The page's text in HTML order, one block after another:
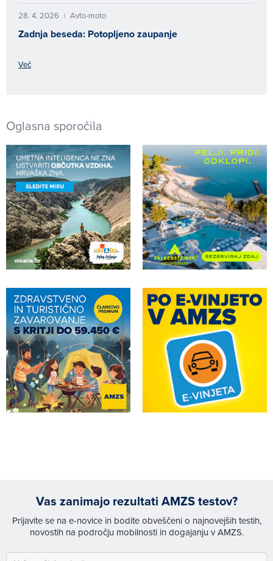
28. 4. 2026 | Avto-moto
Zadnja beseda: Potopljeno zaupanje
Več
Oglasna sporočila
Vas zanimajo rezultati AMZS testov?
Prijavite se na e-novice in bodite obveščeni o najnovejših testih,
novostih na področju mobilnosti in dogajanju v AMZS.